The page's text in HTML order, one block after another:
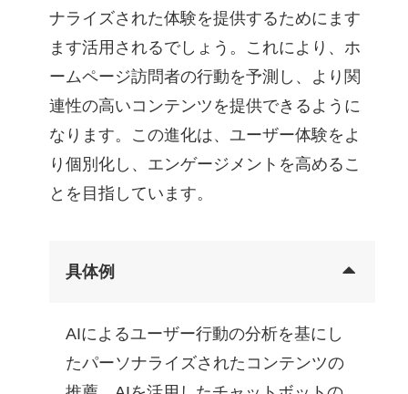
ナライズされた体験を提供するためにます
ます活用されるでしょう。これにより、ホ
ームページ訪問者の行動を予測し、より関
連性の高いコンテンツを提供できるように
なります。この進化は、ユーザー体験をよ
り個別化し、エンゲージメントを高めるこ
とを目指しています。
具体例
AIによるユーザー行動の分析を基にし
たパーソナライズされたコンテンツの